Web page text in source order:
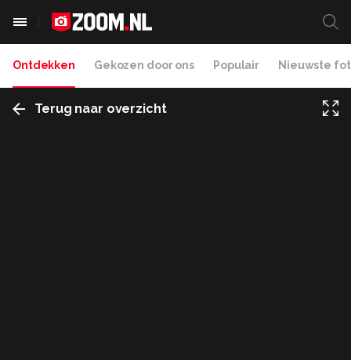
Ontdekken Gekozen door ons Populair Nieuwste
Terug naar overzicht